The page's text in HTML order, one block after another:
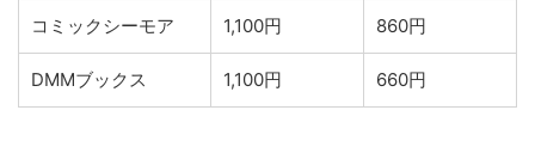
コミックシーモア 1,100円 860円
DMMブックス 1,100円 660円